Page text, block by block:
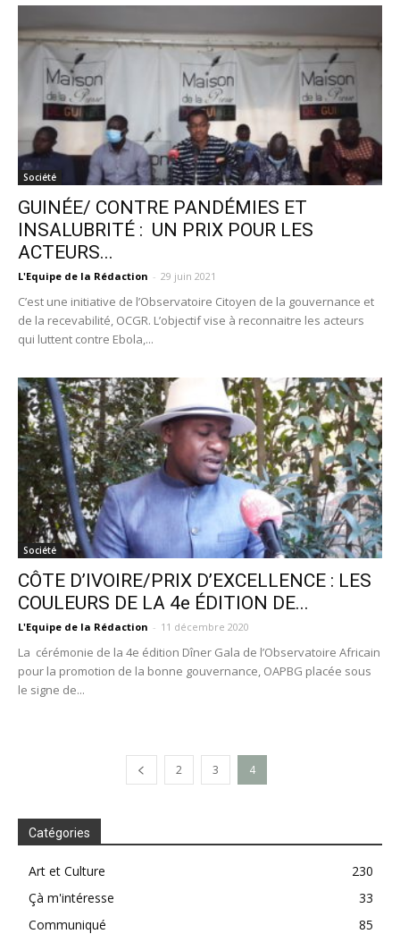
Société
GUINÉE/ CONTRE PANDÉMIES ET
INSALUBRITÉ : UN PRIX POUR LES
ACTEURS...
L'Equipe de la Rédaction - 29 juin 2021
C’est une initiative de l’Observatoire Citoyen de la gouvernance et
de la recevabilité, OCGR. L’objectif vise à reconnaitre les acteurs
qui luttent contre Ebola,...
Société
CÔTE D’IVOIRE/PRIX D’EXCELLENCE : LES
COULEURS DE LA 4e ÉDITION DE...
L'Equipe de la Rédaction - 11 décembre 2020
La cérémonie de la 4e édition Dîner Gala de l’Observatoire Africain
pour la promotion de la bonne gouvernance, OAPBG placée sous
le signe de...
2 3 4
Catégories
Art et Culture
230
Çà m'intéresse
33
Communiqué
85